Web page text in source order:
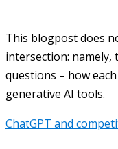
This blogpost does
intersection: namely,
questions – how
generative AI tools.
ChatGPT and